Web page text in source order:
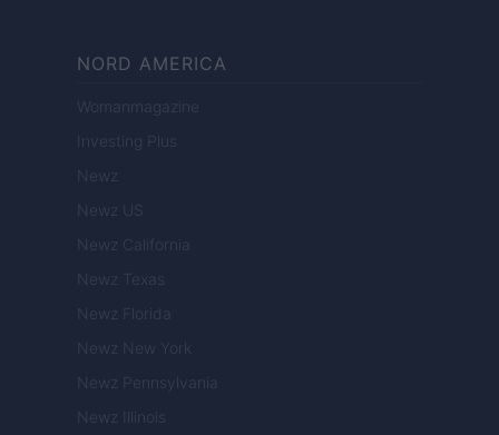
NORD AMERICA
Womanmagazine
Investing Plus
Newz
Newz US
Newz California
Newz Texas
Newz Florida
Newz New York
Newz Pennsylvania
Newz Illinois